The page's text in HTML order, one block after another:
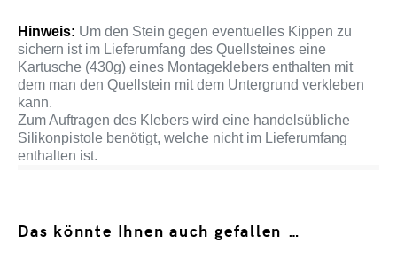
Hinweis: Um den Stein gegen eventuelles Kippen zu
sichern ist im Lieferumfang des Quellsteines eine
Kartusche (430g) eines Montageklebers enthalten mit
dem man den Quellstein mit dem Untergrund verkleben
kann.
Zum Auftragen des Klebers wird eine handelsübliche
Silikonpistole benötigt, welche nicht im Lieferumfang
enthalten ist.
Das könnte Ihnen auch gefallen …